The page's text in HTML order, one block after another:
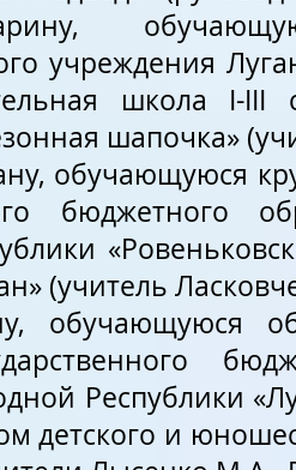
учреждения
школа I-III
шапочка»
обучающуюся
бюджетного
(учитель
обучающуюся
Республики
детского и